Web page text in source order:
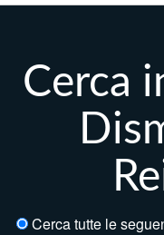
Cerca
Cerca tutte le